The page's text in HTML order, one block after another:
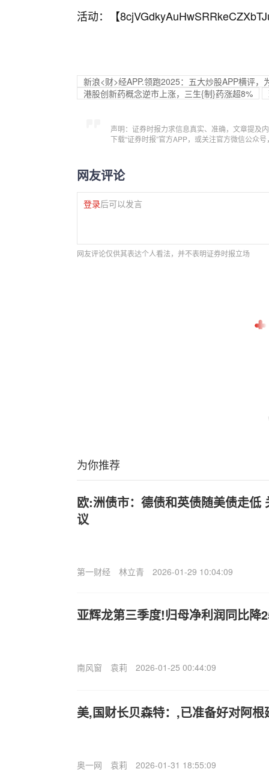
活动：【
新浪<财>经APP.领跑2025：五大炒股APP横评，
港股创新药概念逆市上涨，三生{制}药涨超8%
声明：证券时报力求信息真实、准确，文章提及
下载“证券时报”官方APP，或关注官方微信公众
网友评论
登录后可以发言
网友评论仅供其表达个人看法，并不表明证券时报立场
为你推荐
欧:洲债市：德债和英债随美债走低
议
第一财经 林立青 2026-01-29 10:04:09
亚辉龙第三季度!归母净利润同比降
南风窗 袁莉 2026-01-25 00:44:09
美,国财长贝森特：,已准备好对阿
奥一网 袁莉 2026-01-31 18:55:09